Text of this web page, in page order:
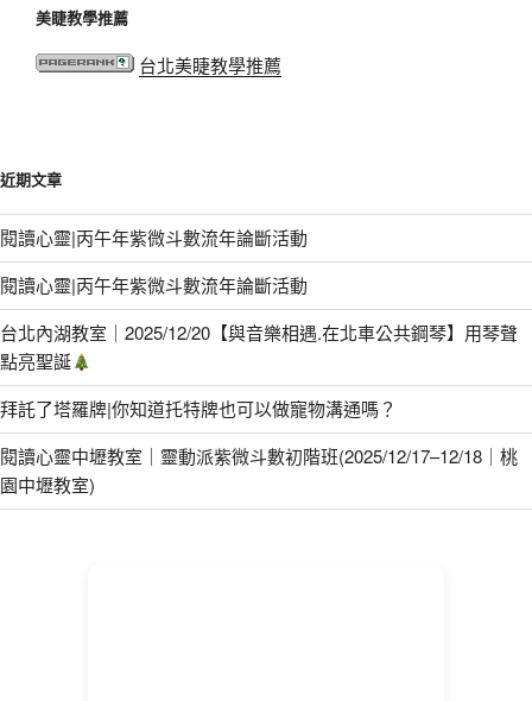
美睫教學推薦
台北美睫教學推薦
近期文章
閱讀心靈|丙午年紫微斗數流年論斷活動
閱讀心靈|丙午年紫微斗數流年論斷活動
台北內湖教室｜2025/12/20【與音樂相遇.在北車公共鋼琴】用琴聲
點亮聖誕
拜託了塔羅牌|你知道托特牌也可以做寵物溝通嗎？
閱讀心靈中壢教室｜靈動派紫微斗數初階班(2025/12/17–12/18｜桃
園中壢教室)